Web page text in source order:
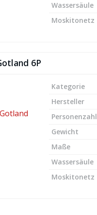
Wassersäule
Moskitonetz
6P
Kategorie
Hersteller
Personenzahl
Gewicht
Maße
Wassersäule
Moskitonetz